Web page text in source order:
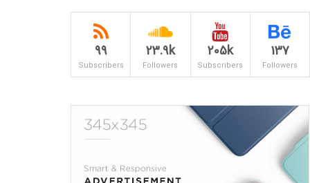
137
Followers
205k
Subscribers
23.9k
Followers
99
Subscribers